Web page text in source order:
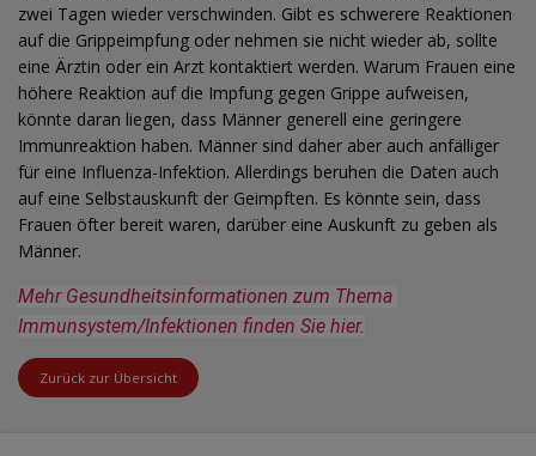
Zurück zur Übersicht
zwei Tagen wieder verschwinden. Gibt es schwerere Reaktionen
auf die Grippeimpfung oder nehmen sie nicht wieder ab, sollte
eine Ärztin oder ein Arzt kontaktiert werden. Warum Frauen eine
höhere Reaktion auf die Impfung gegen Grippe aufweisen,
könnte daran liegen, dass Männer generell eine geringere
Immunreaktion haben. Männer sind daher aber auch anfälliger
für eine Influenza-Infektion. Allerdings beruhen die Daten auch
auf eine Selbstauskunft der Geimpften. Es könnte sein, dass
Frauen öfter bereit waren, darüber eine Auskunft zu geben als
Männer.
Mehr Gesundheitsinformationen zum Thema
Immunsystem/Infektionen finden Sie hier.